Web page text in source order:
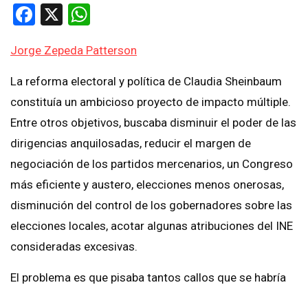
Facebook
X
Jorge Zepeda Patterson
La reforma electoral y política de Claudia Sheinbaum
constituía un ambicioso proyecto de impacto múltiple.
Entre otros objetivos, buscaba disminuir el poder de las
dirigencias anquilosadas, reducir el margen de
negociación de los partidos mercenarios, un Congreso
más eficiente y austero, elecciones menos onerosas,
disminución del control de los gobernadores sobre las
elecciones locales, acotar algunas atribuciones del INE
consideradas excesivas.
El problema es que pisaba tantos callos que se habría